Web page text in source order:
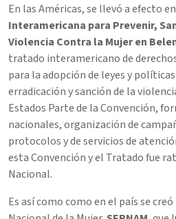
En las Américas, se llevó a efecto en
Interamericana para Prevenir,
Violencia Contra la Mujer en
tratado interamericano de
para la adopción de leyes y
erradicación y sanción de la
Estados Parte de la Convención,
nacionales, organización de
protocolos y de servicios de
esta Convención y el Tratado fue
Nacional.
Es así como como en el país se